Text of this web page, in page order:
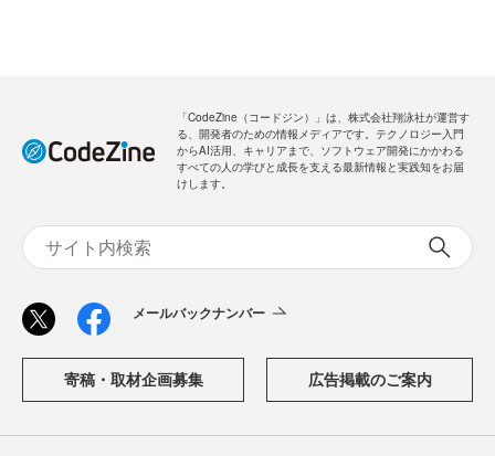
「CodeZine（コードジン）」は、株式会社翔泳社が運営す
る、開発者のための情報メディアです。テクノロジー入門
からAI活用、キャリアまで、ソフトウェア開発にかかわる
すべての人の学びと成長を支える最新情報と実践知をお届
けします。
メールバックナンバー
寄稿・取材企画募集 広告掲載のご案内